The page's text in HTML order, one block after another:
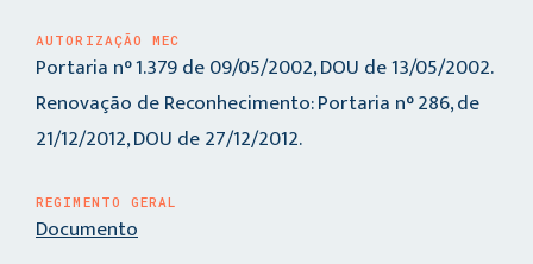
AUTORIZAÇÃO MEC
Portaria n° 1.379 de 09/05/2002, DOU de 13/05/2002.
Renovação de Reconhecimento: Portaria n° 286, de
21/12/2012, DOU de 27/12/2012.
REGIMENTO GERAL
Documento